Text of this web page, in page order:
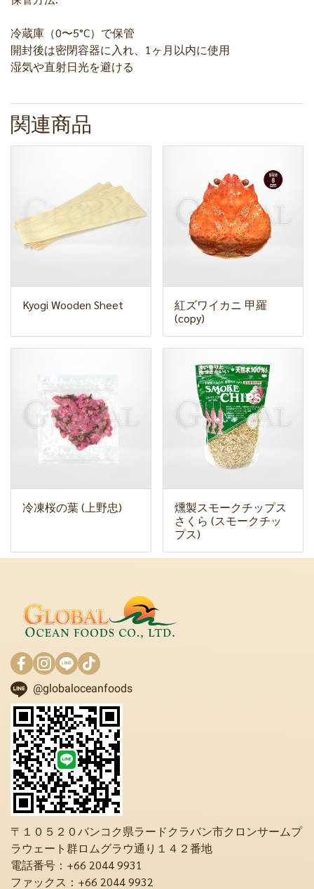
冷蔵庫（0〜5°C）で保管
開封後は密閉容器に入れ、1ヶ月以内に使用
湿気や直射日光を避ける
関連商品
Kyogi Wooden Sheet
紅ズワイカニ 甲羅
(copy)
冷凍桜の葉 (上野忠)
燻製スモークチップス
さくら (スモークチッ
プス)
@globaloceanfoods
〒１０５２０バンコク県ラードクラバン市クロンサームプ
ラウェート群ロムグラウ通り１４２番地
電話番号：+66 2044 9931
ファックス：+66 2044 9932